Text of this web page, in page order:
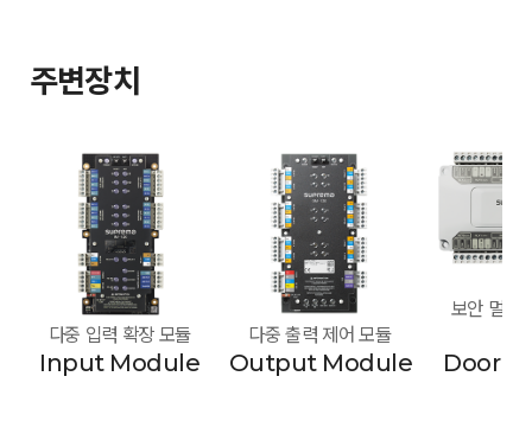
주변장치
다중 입력 확장 모듈
Input Module
다중 출력 제어 모듈
Output Module
보안 멀티
Door